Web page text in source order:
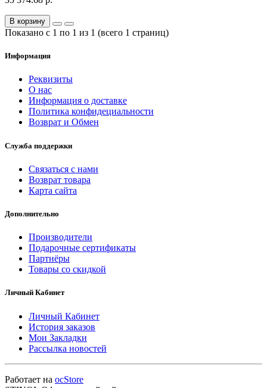
В корзину
Показано с 1 по 1 из 1 (всего 1 страниц)
Информация
Реквизиты
О нас
Информация о доставке
Политика конфидециальности
Возврат и Обмен
Служба поддержки
Связаться с нами
Возврат товара
Карта сайта
Дополнительно
Производители
Подарочные сертификаты
Партнёры
Товары со скидкой
Личный Кабинет
Личный Кабинет
История заказов
Мои Закладки
Рассылка новостей
Работает на ocStore